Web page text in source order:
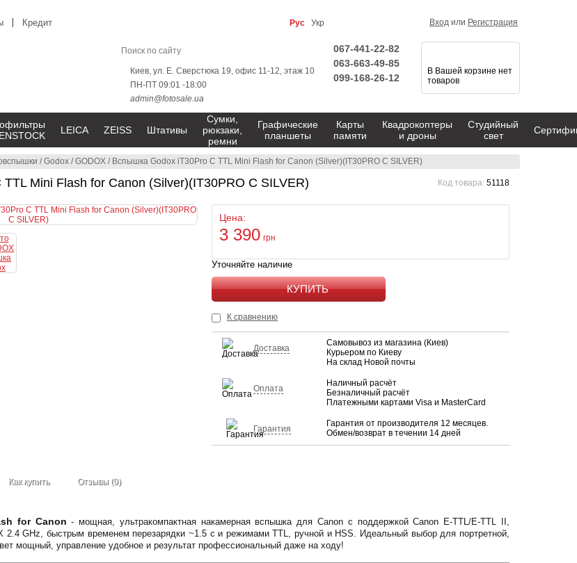
/Godox /GODOX / Вспышка Godox iT30Pro C TTL Mini Flash for Canon (Silver)(IT30PRO C SILVER)
Mini Flash for Canon (Silver)(IT30PRO C SILVER) Код товара: 51118
Цена:
3 390 грн
Уточняйте наличие
КУПИТЬ
К сравнению
Доставка
Самовывоз из магазина (Киев)
Курьером по Киеву
На склад Новой почты
Оплата
Наличный расчёт
Безналичный расчёт
Платежными картами Visa и MasterCard
Гарантия
Гарантия от производителя 12 месяцев.
Обмен/возврат в течении 14 дней
Как купить Отзывы (0)
for Canon - мощная, ультракомпактная накамерная вспышка для Canon с поддержкой Canon E-TTL/E-TTL II,
2.4 GHz, быстрым временем перезарядки ~1.5 с и режимами TTL, ручной и HSS. Идеальный выбор для портретной,
мощный, управление удобное и результат профессиональный даже на ходу!
Кредит Рус Укр Вход или Регистрация
Киев, ул. Е. Сверстюка 19, офис 11-12, этаж 10
ПН-ПТ 09:01 -18:00
admin@fotosale.ua
067-441-22-82
063-663-49-85
099-168-26-12
В Вашей корзине нет
товаров
LEICA ZEISS Штативы
Сумки,
рюкзаки,
ремни
Графические
планшеты
Карты
памяти
Квадрокоптеры
и дроны
Студийный
свет